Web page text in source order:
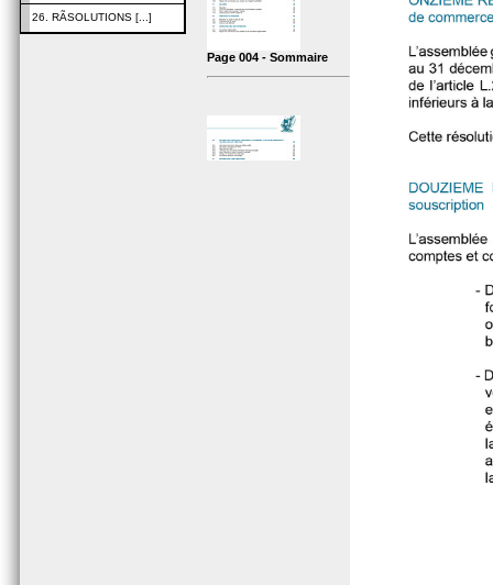
26. RÃSOLUTIONS [...]
Page 004 - Sommaire